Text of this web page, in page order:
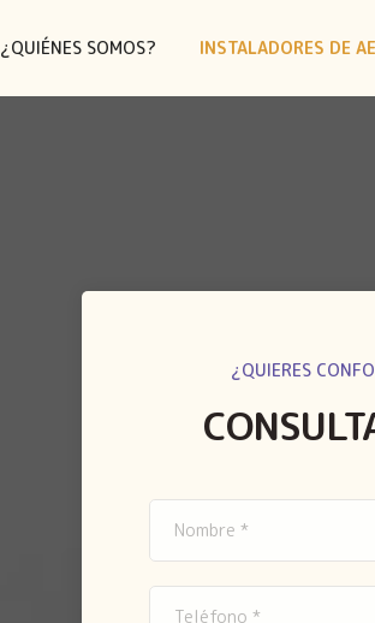
¿QUIÉNES SOMOS? INSTALADORES DE
¿QUIERES